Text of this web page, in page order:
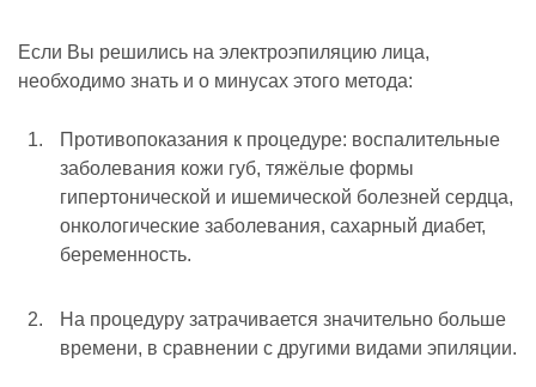
Если Вы решились на электроэпиляцию лица,
необходимо знать и о минусах этого метода:
Противопоказания к процедуре: воспалительные
заболевания кожи губ, тяжёлые формы
гипертонической и ишемической болезней сердца,
онкологические заболевания, сахарный диабет,
беременность.
На процедуру затрачивается значительно больше
времени, в сравнении с другими видами эпиляции.